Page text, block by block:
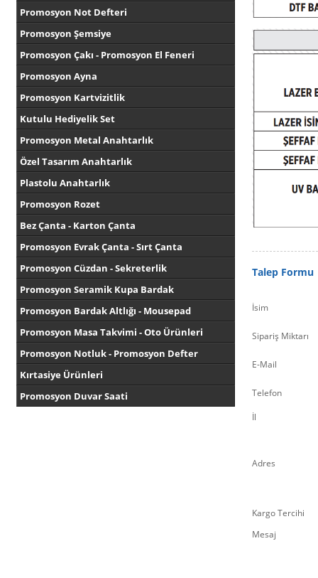
Promosyon Not Defteri
Promosyon Şemsiye
Promosyon Çakı - Promosyon El Feneri
Promosyon Ayna
Promosyon Kartvizitlik
Kutulu Hediyelik Set
Promosyon Metal Anahtarlık
Özel Tasarım Anahtarlık
Plastolu Anahtarlık
Promosyon Rozet
Bez Çanta - Karton Çanta
Promosyon Evrak Çanta - Sırt Çanta
Promosyon Cüzdan - Sekreterlik
Promosyon Seramik Kupa Bardak
Promosyon Bardak Altlığı - Mousepad
Promosyon Masa Takvimi - Oto Ürünleri
Promosyon Notluk - Promosyon Defter
Kırtasiye Ürünleri
Promosyon Duvar Saati
Talep Formu
İsim
Sipariş Miktarı
E-Mail
Telefon
İl
Adres
Kargo Tercihi
Mesaj